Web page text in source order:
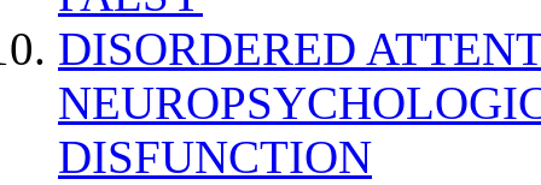
DISORDERED
DISFUNCTION